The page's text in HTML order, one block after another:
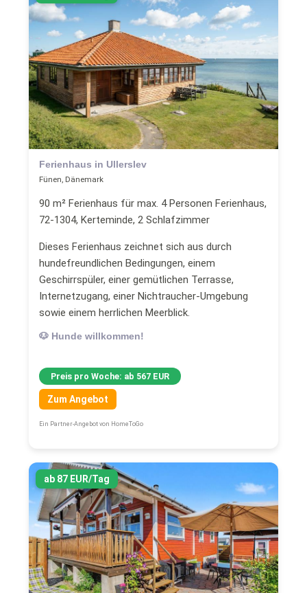
Ferienhaus in Ullerslev
Fünen, Dänemark
90 m² Ferienhaus für max. 4 Personen Ferienhaus,
72-1304, Kerteminde, 2 Schlafzimmer
Dieses Ferienhaus zeichnet sich aus durch
hundefreundlichen Bedingungen, einem
Geschirrspüler, einer gemütlichen Terrasse,
Internetzugang, einer Nichtraucher-Umgebung
sowie einem herrlichen Meerblick.
🐶 Hunde willkommen!
Preis pro Woche: ab 567 EUR
Zum Angebot
Ein Partner-Angebot von HomeToGo
ab 87 EUR/Tag